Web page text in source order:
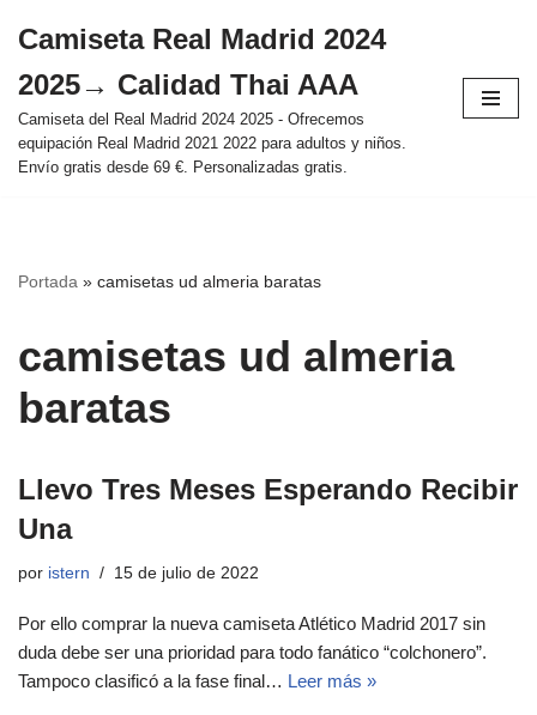
al
contenido
Camiseta Real Madrid 2024
2025→ Calidad Thai AAA
Camiseta del Real Madrid 2024 2025 - Ofrecemos
equipación Real Madrid 2021 2022 para adultos y niños.
Envío gratis desde 69 €. Personalizadas gratis.
Portada » camisetas ud almeria baratas
camisetas ud almeria
baratas
Llevo Tres Meses Esperando Recibir
Una
por istern 15 de julio de 2022
Por ello comprar la nueva camiseta Atlético Madrid 2017 sin
duda debe ser una prioridad para todo fanático “colchonero”.
Tampoco clasificó a la fase final… Leer más »